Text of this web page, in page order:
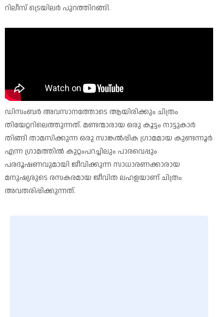
റിലീസ് ട്രെയിലർ പുറത്തിറങ്ങി.
ഡിസംബർ അവസാനത്തോടെ ആയിരിക്കും ചിത്രം
തിയേറ്ററിലെത്തുന്നത്. മണ്ടന്മാരായ ഒരു കൂട്ടം നാട്ടുകാർ
തിങ്ങി താമസിക്കുന്ന ഒരു സാങ്കൽപ്പിക ഗ്രാമമായ കുണ്ടന്നൂർ
എന്ന ഗ്രാമത്തിൽ കുറ്റംപറച്ചിലും പാരവെപ്പും
പരദൂഷണവുമായി ജീവിക്കുന്ന സാധാരണക്കാരായ
മനുഷ്യരുടെ രസകരമായ ജീവിത ലഹളയാണ് ചിത്രം
അവതരിപ്പിക്കുന്നത്.